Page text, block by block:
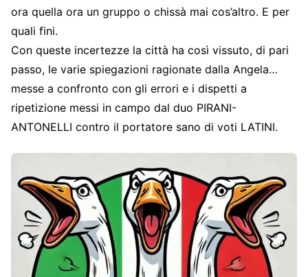
ora quella ora un gruppo o chissà mai cos’altro. E per
quali fini.
Con queste incertezze la città ha così vissuto, di pari
passo, le varie spiegazioni ragionate dalla Angela…
messe a confronto con gli errori e i dispetti a
ripetizione messi in campo dal duo PIRANI-
ANTONELLI contro il portatore sano di voti LATINI.